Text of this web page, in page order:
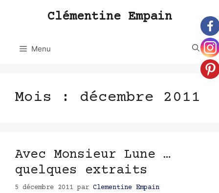
Clémentine Empain
Menu
Mois : décembre 2011
Avec Monsieur Lune …
quelques extraits
5 décembre 2011 par Clementine Empain